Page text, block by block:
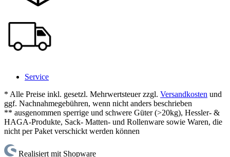
Service
* Alle Preise inkl. gesetzl. Mehrwertsteuer zzgl. Versandkosten und
ggf. Nachnahmegebühren, wenn nicht anders beschrieben
** ausgenommen sperrige und schwere Güter (>20kg), Hessler- &
HAGA-Produkte, Sack- Matten- und Rollenware sowie Waren, die
nicht per Paket verschickt werden können
Realisiert mit Shopware